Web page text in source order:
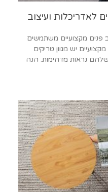
לאדריכלות ועיצוב
פנים מקצועיים משתמשים
יש מגוון טריקים
נראות מדהימות. הנה